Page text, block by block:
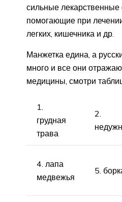
сильные лекарственные
помогающие при
легких, кишечника и др.
Манжетка едина, а
много и все они
медицины, смотри
1.
грудная
трава
2.
4. лапа
медвежья
5.